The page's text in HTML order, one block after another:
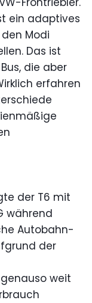
ein adaptives
Modi
Das ist
die aber
erfahren
der T6 mit
während
Autobahn-
der
weit